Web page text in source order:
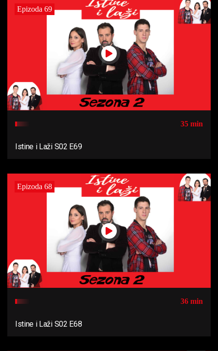
Epizoda 69
35 min
Istine i Laži S02 E69
Epizoda 68
36 min
Istine i Laži S02 E68